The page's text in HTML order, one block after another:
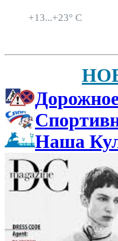
+13...+23° C
Наша